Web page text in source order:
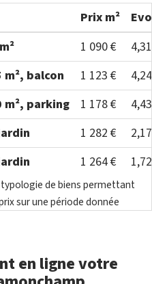
Prix m²
1 090 €
balcon
1 123 €
m², parking
1 178 €
1 282 €
1 264 €
de biens permettant
sur une période donnée
en ligne votre